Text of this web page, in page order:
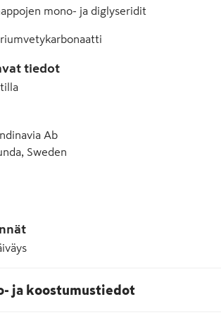
mono- ja diglyseridit
tiedot
Ab
Sweden
ja koostumustiedot